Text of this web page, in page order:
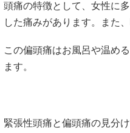
頭痛の特徴として、女性に
した痛みがあります。また
この偏頭痛はお風呂や温め
ます。
緊張性頭痛と偏頭痛の見分け